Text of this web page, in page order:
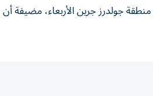
جولدرز ‌جرين الأربعاء، مضيفة أن